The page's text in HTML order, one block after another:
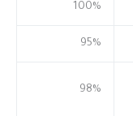
100%
95%
98%